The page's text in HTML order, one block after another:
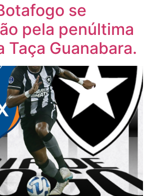
se
pela penúltima
Taça Guanabara.